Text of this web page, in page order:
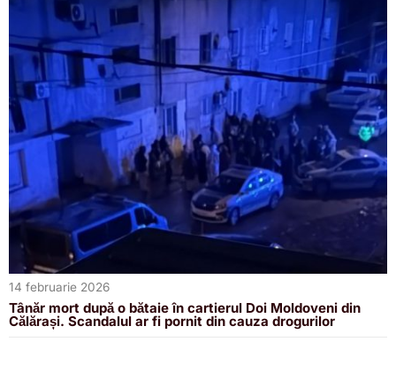
14 februarie 2026
Tânăr mort după o bătaie în cartierul Doi Moldoveni din
Călărași. Scandalul ar fi pornit din cauza drogurilor